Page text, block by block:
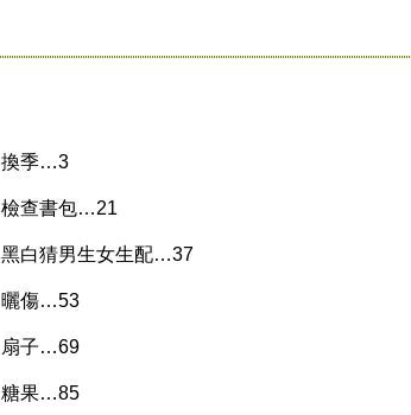
換季…3
檢查書包…21
黑白猜男生女生配…37
曬傷…53
扇子…69
糖果…85